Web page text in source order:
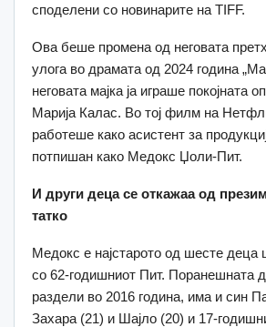
споделени со новинарите на TIFF.
Ова беше промена од неговата
улога во драмата од 2024 година
неговата мајка ја играше покојната
Марија Калас. Во тој филм на
работеше како асистент за
потпишан како Медокс Џоли-Пит.
И други деца се откажаа од
татко
Медокс е најстарото од шесте деца
со 62-годишниот Пит. Поранешната
раздели во 2016 година, има и син
Захара (21) и Шајло (20) и 17-